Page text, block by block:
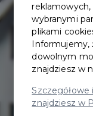
reklamowych,
wybranymi
plikami
Informujemy,
dowolnym
znajdziesz w
znajdziesz w